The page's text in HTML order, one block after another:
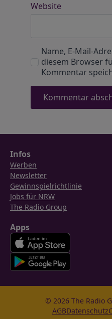
Website
Name, E-Mail-
diesem Browser
Kommentar
Infos
Werben
Newsletter
Gewinnspielrichtlinie
Jobs für NRW
The Radio Group
Apps
© 2026 The Radio
AGBDatenschutz